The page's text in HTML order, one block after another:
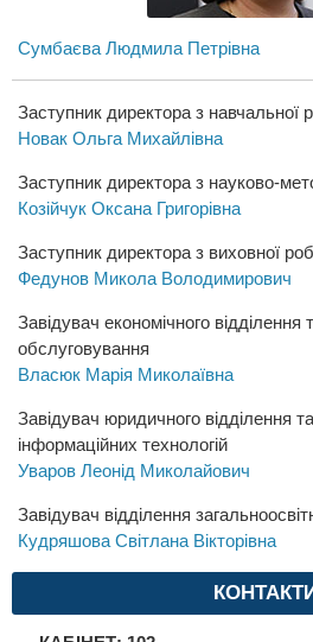
Сумбаєва Людмила Петрівна
Заступник директора з навчальної
Новак Ольга Михайлівна
Заступник директора з науково-
Козійчук Оксана Григорівна
Заступник директора з виховної
Федунов Микола Володимирович
Завідувач економічного відділення
обслуговування
Власюк Марія Миколаївна
Завідувач юридичного відділення
інформаційних технологій
Уваров Леонід Миколайович
Завідувач відділення
Кудряшова Світлана Вікторівна